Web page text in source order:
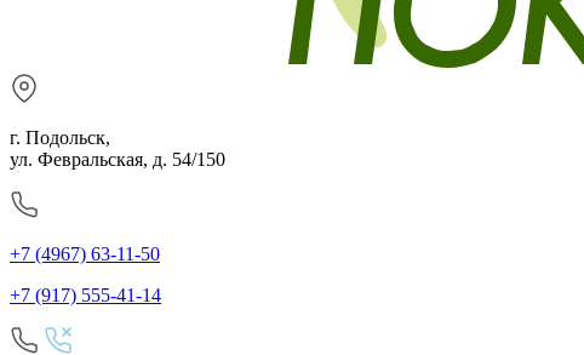
г. Подольск,
ул. Февральская, д. 54/150
+7 (4967) 63-11-50
+7 (917) 555-41-14